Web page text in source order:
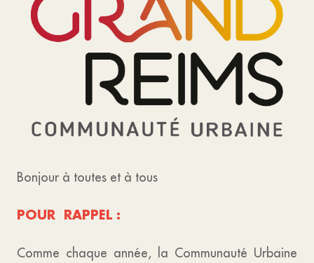
Bonjour à toutes et à tous
POUR RAPPEL :
Comme chaque année, la Communauté Urbaine